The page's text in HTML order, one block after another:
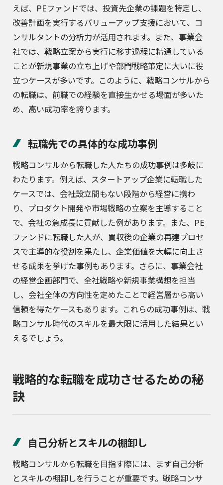
えば、PEファンドでは、投資先企業の課題を特定し、
改善計画を実行するバリューアップ支援において、コ
ンサルタントの分析力が活用されます。また、事業会
社では、戦略立案から実行に移す過程に精通している
ことが新規事業の立ち上げや部門戦略策定に大いに役
立つケースが多いです。このように、戦略コンサルから
の転職は、前職での経験を直接生かせる場面が多いた
め、高い成功率を誇ります。
転職先での具体的な成功事例
戦略コンサルから転職した人たちの成功事例は多岐に
わたります。例えば、スタートアップ企業に転職した
ケースでは、会社設立間もない段階から経営に携わ
り、プロダクト開発や市場戦略の立案を主導すること
で、会社の急成長に貢献した例があります。また、PE
ファンドに転職した人が、買収後の企業の再建プロセ
スで主導的な役割を果たし、企業価値を大幅に向上さ
せる成果を挙げた事例もあります。さらに、事業会社
の経営企画部門で、全社戦略や新規事業構想を担当
し、会社全体の方向性を定めたことで経営層から高い
信頼を得たケースもあります。これらの成功事例は、戦
略コンサル時代のスキルを最大限に活用した結果とい
えるでしょう。
戦略的な転職を成功させるための秘
訣
自己分析とスキルの棚卸し
戦略コンサルから転職を目指す際には、まず自己分析
とスキルの棚卸しを行うことが重要です。戦略コンサ